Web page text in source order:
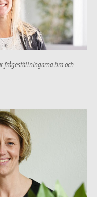
frågeställningarna bra och